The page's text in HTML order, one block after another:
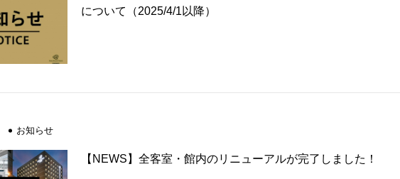
について（2025/4/1以降）
お知らせ
【NEWS】全客室・館内のリニューアルが完了しました！